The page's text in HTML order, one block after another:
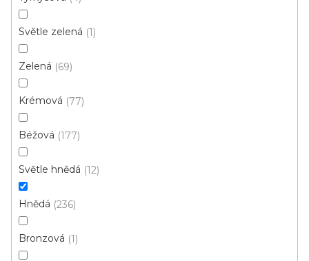
Světle zelená 1
Zelená 69
Krémová 77
Béžová 177
Světle hnědá 12
Hnědá 236
Bronzová 1
Koberec metráž NEW ORLEANS /tex 142
189 Kč/ m2